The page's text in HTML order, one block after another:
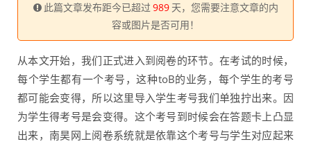
此篇文章发布距今已超过 989 天，您需要注意文章的内
容或图片是否可用！
从本文开始，我们正式进入到阅卷的环节。在考试的时候，
每个学生都有一个考号，这种toB的业务，每个学生的考号
都可能会变得，所以这里导入学生考号我们单独拧出来。因
为学生得考号是会变得。这个考号到时候会在答题卡上凸显
出来，南昊网上阅卷系统就是依靠这个考号与学生对应起来